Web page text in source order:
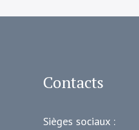
Contacts
Sièges sociaux :